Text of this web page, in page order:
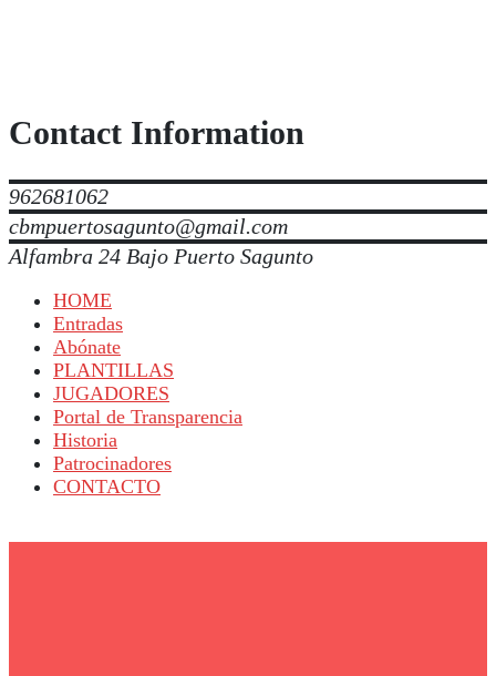
Contact Information
962681062
cbmpuertosagunto@gmail.com
Alfambra 24 Bajo Puerto Sagunto
HOME
Entradas
Abónate
PLANTILLAS
JUGADORES
Portal de Transparencia
Historia
Patrocinadores
CONTACTO